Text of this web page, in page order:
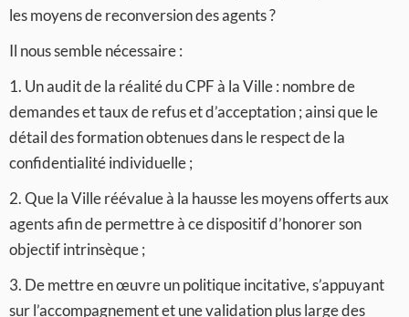
les moyens de reconversion des agents ?
Il nous semble nécessaire :
1. Un audit de la réalité du CPF à la Ville : nombre de
demandes et taux de refus et d’acceptation ; ainsi que le
détail des formation obtenues dans le respect de la
confidentialité individuelle ;
2. Que la Ville réévalue à la hausse les moyens offerts aux
agents afin de permettre à ce dispositif d’honorer son
objectif intrinsèque ;
3. De mettre en œuvre un politique incitative, s’appuyant
sur l’accompagnement et une validation plus large des